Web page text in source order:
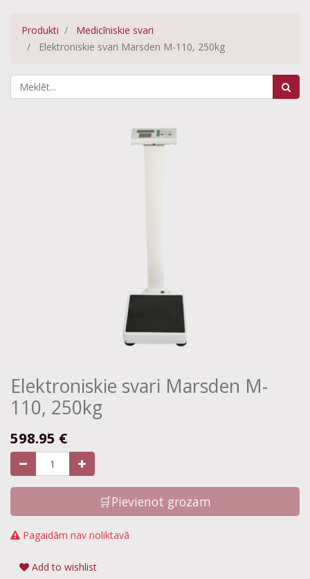
Produkti
Medicīniskie svari
Elektroniskie svari Marsden M-110, 250kg
Elektroniskie svari Marsden M-
110, 250kg
598.95 €
🛒Pievienot grozam
Pagaidām nav noliktavā
Add to wishlist